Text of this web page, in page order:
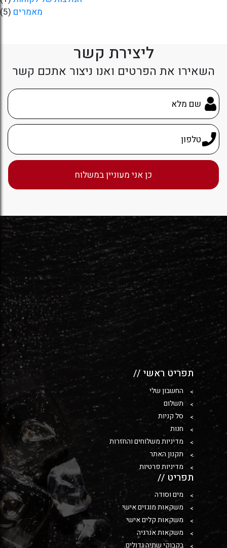
מאמרים (5)
ליצירת קשר
השאירו את הפרטים ואנו ניצור אתכם קשר
תפריט ראשי //
החשבון שלי
תשלום
סל קניות
חנות
מדיניות משלוחים והחזרות
תקנון האתר
מדיניות פרטיות
תפריט //
מים וסודה
משקאות מוגזים אישי
משקאות קלים אישי
משקאות אנרגיה
בקבוקי שתיה גדולים